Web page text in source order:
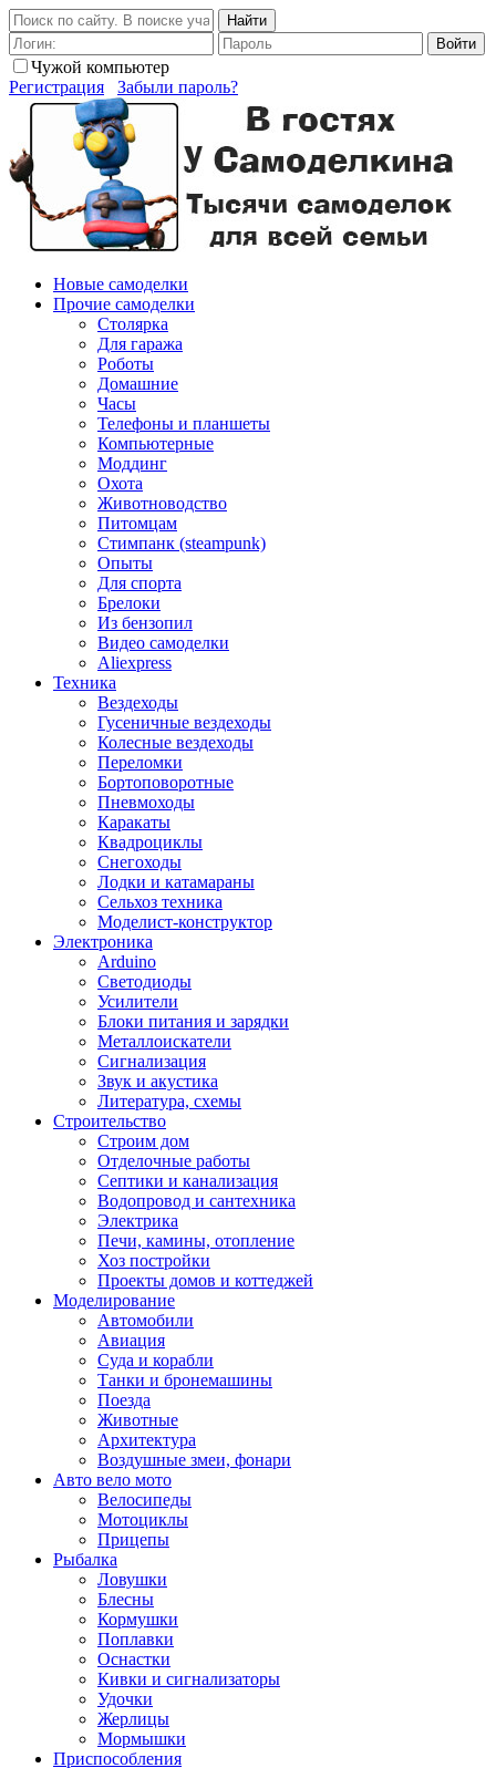
Найти
Войти
Чужой компьютер
Регистрация
Забыли пароль?
Новые самоделки
Прочие самоделки
Столярка
Для гаража
Роботы
Домашние
Часы
Телефоны и планшеты
Компьютерные
Моддинг
Охота
Животноводство
Питомцам
Стимпанк (steampunk)
Опыты
Для спорта
Брелоки
Из бензопил
Видео самоделки
Aliexpress
Техника
Вездеходы
Гусеничные вездеходы
Колесные вездеходы
Переломки
Бортоповоротные
Пневмоходы
Каракаты
Квадроциклы
Снегоходы
Лодки и катамараны
Сельхоз техника
Моделист-конструктор
Электроника
Arduino
Светодиоды
Усилители
Блоки питания и зарядки
Металлоискатели
Сигнализация
Звук и акустика
Литература, схемы
Строительство
Строим дом
Отделочные работы
Септики и канализация
Водопровод и сантехника
Электрика
Печи, камины, отопление
Хоз постройки
Проекты домов и коттеджей
Моделирование
Автомобили
Авиация
Суда и корабли
Танки и бронемашины
Поезда
Животные
Архитектура
Воздушные змеи, фонари
Авто вело мото
Велосипеды
Мотоциклы
Прицепы
Рыбалка
Ловушки
Блесны
Кормушки
Поплавки
Оснастки
Кивки и сигнализаторы
Удочки
Жерлицы
Мормышки
Приспособления